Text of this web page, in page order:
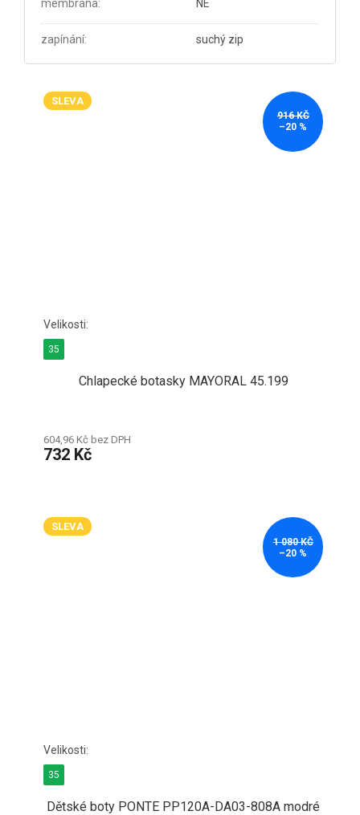
membrána: NE
zapínání: suchý zip
SLEVA
916 KČ
–20 %
Chlapecké botasky MAYORAL 45.199
604,96 Kč bez DPH
732 Kč
35
SLEVA
1 080 KČ
–20 %
Dětské boty PONTE PP120A-DA03-808A modré
35